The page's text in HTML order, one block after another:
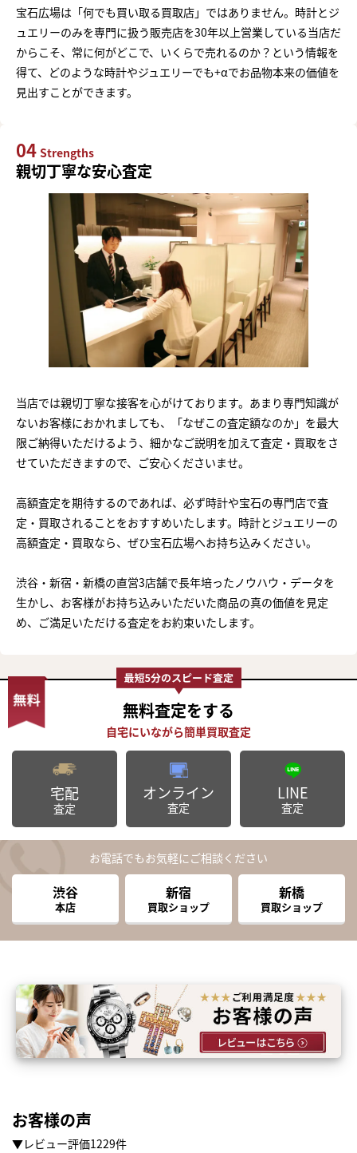
宝石広場は「何でも買い取る買取店」ではありません。時計とジ
ュエリーのみを専門に扱う販売店を30年以上営業している当店だ
からこそ、常に何がどこで、いくらで売れるのか？という情報を
得て、どのような時計やジュエリーでも+αでお品物本来の価値を
見出すことができます。
04 Strengths
親切丁寧な安心査定
当店では親切丁寧な接客を心がけております。あまり専門知識が
ないお客様におかれましても、「なぜこの査定額なのか」を最大
限ご納得いただけるよう、細かなご説明を加えて査定・買取をさ
せていただきますので、ご安心くださいませ。
高額査定を期待するのであれば、必ず時計や宝石の専門店で査
定・買取されることをおすすめいたします。時計とジュエリーの
高額査定・買取なら、ぜひ宝石広場へお持ち込みください。
渋谷・新宿・新橋の直営3店舗で長年培ったノウハウ・データを
生かし、お客様がお持ち込みいただいた商品の真の価値を見定
め、ご満足いただける査定をお約束いたします。
無料査定をする
宅配
査定
オンライン
査定
LINE
査定
お電話でもお気軽にご相談ください
渋谷
本店
新宿
買取ショップ
新橋
買取ショップ
お客様の声
▼レビュー評価1229件